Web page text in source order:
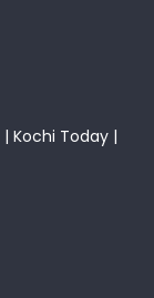
| Kochi Today |